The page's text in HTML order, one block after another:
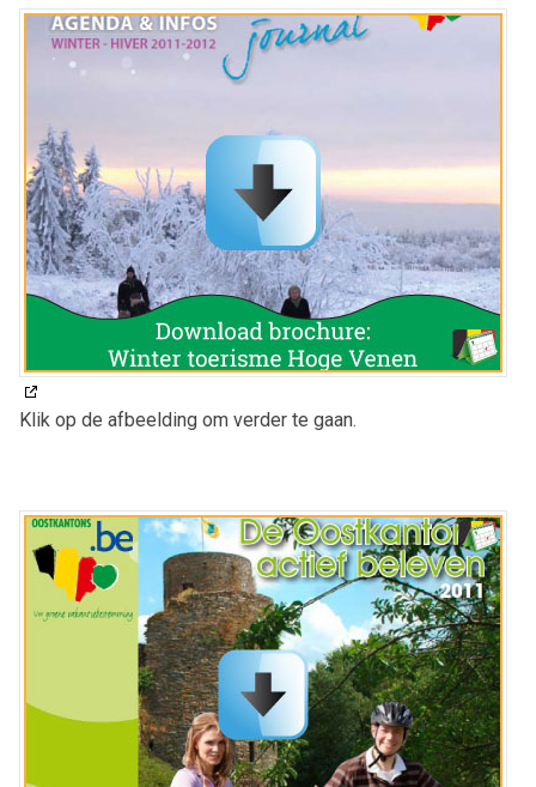
Klik op de afbeelding om verder te gaan.